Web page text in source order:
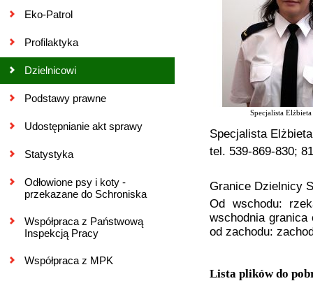
Eko-Patrol
Profilaktyka
Dzielnicowi
Podstawy prawne
Udostępnianie akt sprawy
Statystyka
Odłowione psy i koty -
przekazane do Schroniska
Współpraca z Państwową
Inspekcją Pracy
Współpraca z MPK
Specjalista
Specjalista
tel. 539-869-830;
Granice Dzielnicy
Od wschodu:
wschodnia granica
od zachodu:
Lista plików do